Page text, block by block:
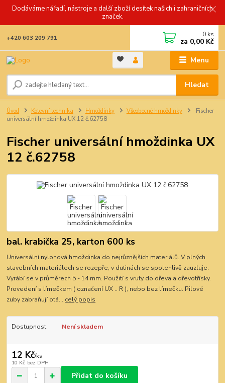
Dodáváme nářadí, nástroje a další zboží desítek našich i zahraničních
značek.
Menu
Hledat
+420 603 209 791 0 ks
za 0,00 Kč
Úvod Kotevní technika Hmoždinky Všeobecné hmoždinky
Fischer
universální hmoždinka UX 12 č.62758
Fischer universální hmoždinka UX
12 č.62758
bal. krabička 25, karton 600 ks
Universální nylonová hmoždinka do nejrůznějších materiálů. V plných
stavebních materiálech se rozepře, v dutinách se spolehlivě zauzluje.
Vyrábí se v průměrech 5 - 14 mm. Použití s vruty do dřeva a dřevotřísky.
Provedení s límečkem ( označení UX .. R ), nebo bez límečku. Pilové
zuby zabraňují otá... celý popis
Dostupnost Není skladem
12 Kč/ks
10 Kč bez DPH
Přidat do košíku